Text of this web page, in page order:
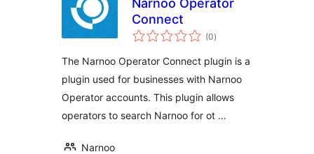
Narnoo Operator
Connect
(0totale
bedømmelser
)
The Narnoo Operator Connect plugin is a
plugin used for businesses with Narnoo
Operator accounts. This plugin allows
operators to search Narnoo for ot …
Narnoo